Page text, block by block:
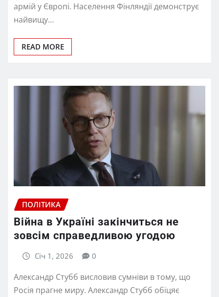
армій у Європі. Населення Фінляндії демонструє
найвищу…
READ MORE
ПОЛІТИКА
Війна в Україні закінчиться не
зовсім справедливою угодою
Січ 1, 2026 0
Александр Стубб висловив сумніви в тому, що
Росія прагне миру. Александр Стубб обіцяє